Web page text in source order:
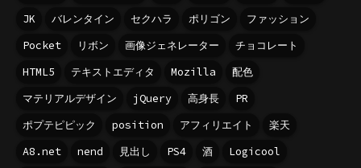
JK
バレンタイン セクハラ ポリゴン
ファッション
Pocket
リボン 画像ジェネレーター
チョコレート
HTML5
テキストエディタ Mozilla
配色
マテリアルデザイン
jQuery 高身長
PR
ポプテピピック
position アフィリエイト
楽天
A8.net
nend 見出し PS4 酒
Logicool